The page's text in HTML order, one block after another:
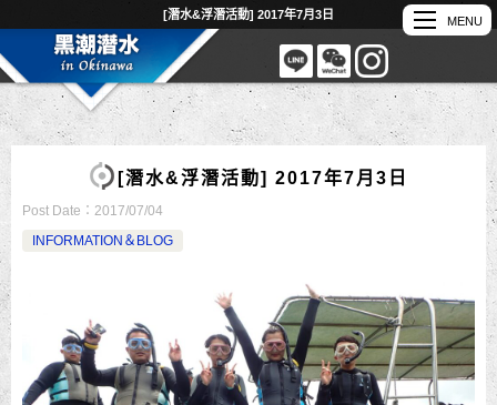
[潛水&浮潛活動] 2017年7月3日
[潛水&浮潛活動] 2017年7月3日
Post Date： 2017/07/04
INFORMATION＆BLOG